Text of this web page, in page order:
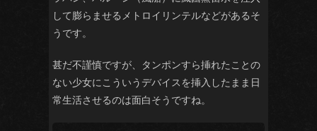
して膨らませるメトロイリンテルなどがあるそ
うです。
甚だ不謹慎ですが、タンポンすら挿れたことの
ない少女にこういうデバイスを挿入したまま日
常生活させるのは面白そうですね。